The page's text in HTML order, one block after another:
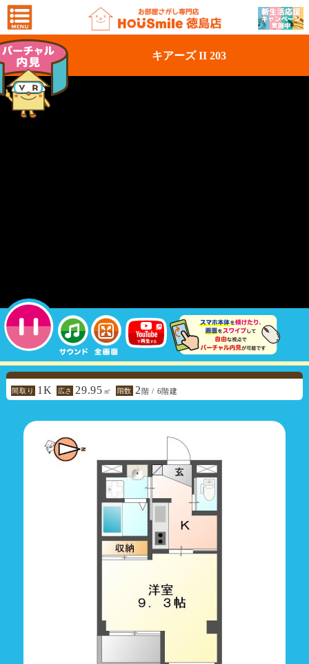
キアーズ II 203
間取り 1K 広さ 29.95 ㎡ 階数 2階 / 6階建